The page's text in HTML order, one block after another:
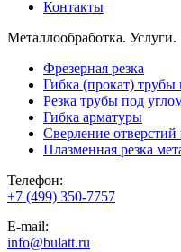
Контакты
Металлообработка. Услуги.
Фрезерная резка
Гибка (прокат)
Резка трубы под
Гибка арматуры
Сверление отверстий
Плазменная резка
Телефон:
+7 (499) 350-7757
E-mail:
info@bulatt.ru